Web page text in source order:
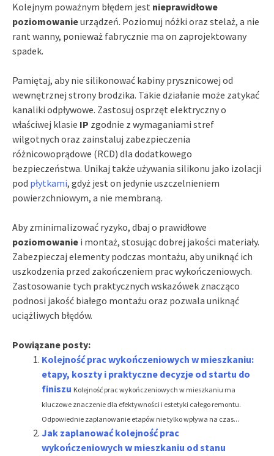
Kolejnym poważnym błędem jest nieprawidłowe
poziomowanieurządzeń. Poziomuj nóżki oraz stelaż, a nie
rant wanny, ponieważ fabrycznie ma on zaprojektowany
spadek.
Pamiętaj, aby nie silikonować kabiny prysznicowej od
wewnętrznej strony brodzika. Takie działanie może zatykać
kanaliki odpływowe. Zastosuj osprzęt elektryczny o
właściwej klasie IP zgodnie z wymaganiami stref
wilgotnych oraz zainstaluj zabezpieczenia
różnicowoprądowe (RCD) dla dodatkowego
bezpieczeństwa. Unikaj także używania silikonu jako izolacji
pod płytkami, gdyż jest on jedynie uszczelnieniem
powierzchniowym, a nie membraną.
Aby zminimalizować ryzyko, dbaj o prawidłowe
poziomowanie i montaż, stosując dobrej jakości materiały.
Zabezpieczaj elementy podczas montażu, aby uniknąć ich
uszkodzenia przed zakończeniem prac wykończeniowych.
Zastosowanie tych praktycznych wskazówek znacząco
podnosi jakość białego montażu oraz pozwala uniknąć
uciążliwych błędów.
Powiązane posty:
Kolejność prac wykończeniowych w mieszkaniu:
etapy, koszty i praktyczne decyzje od startu do
finiszu Kolejność prac wykończeniowych w mieszkaniu ma
kluczowe znaczenie dla efektywności i estetyki całego remontu.
Odpowiednie zaplanowanie etapów nie tylko wpływa na czas...
Jak zaplanować kolejność prac
wykończeniowych w mieszkaniu od stanu